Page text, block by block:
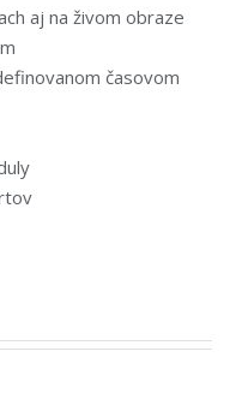
aj na živom obraze
časovom